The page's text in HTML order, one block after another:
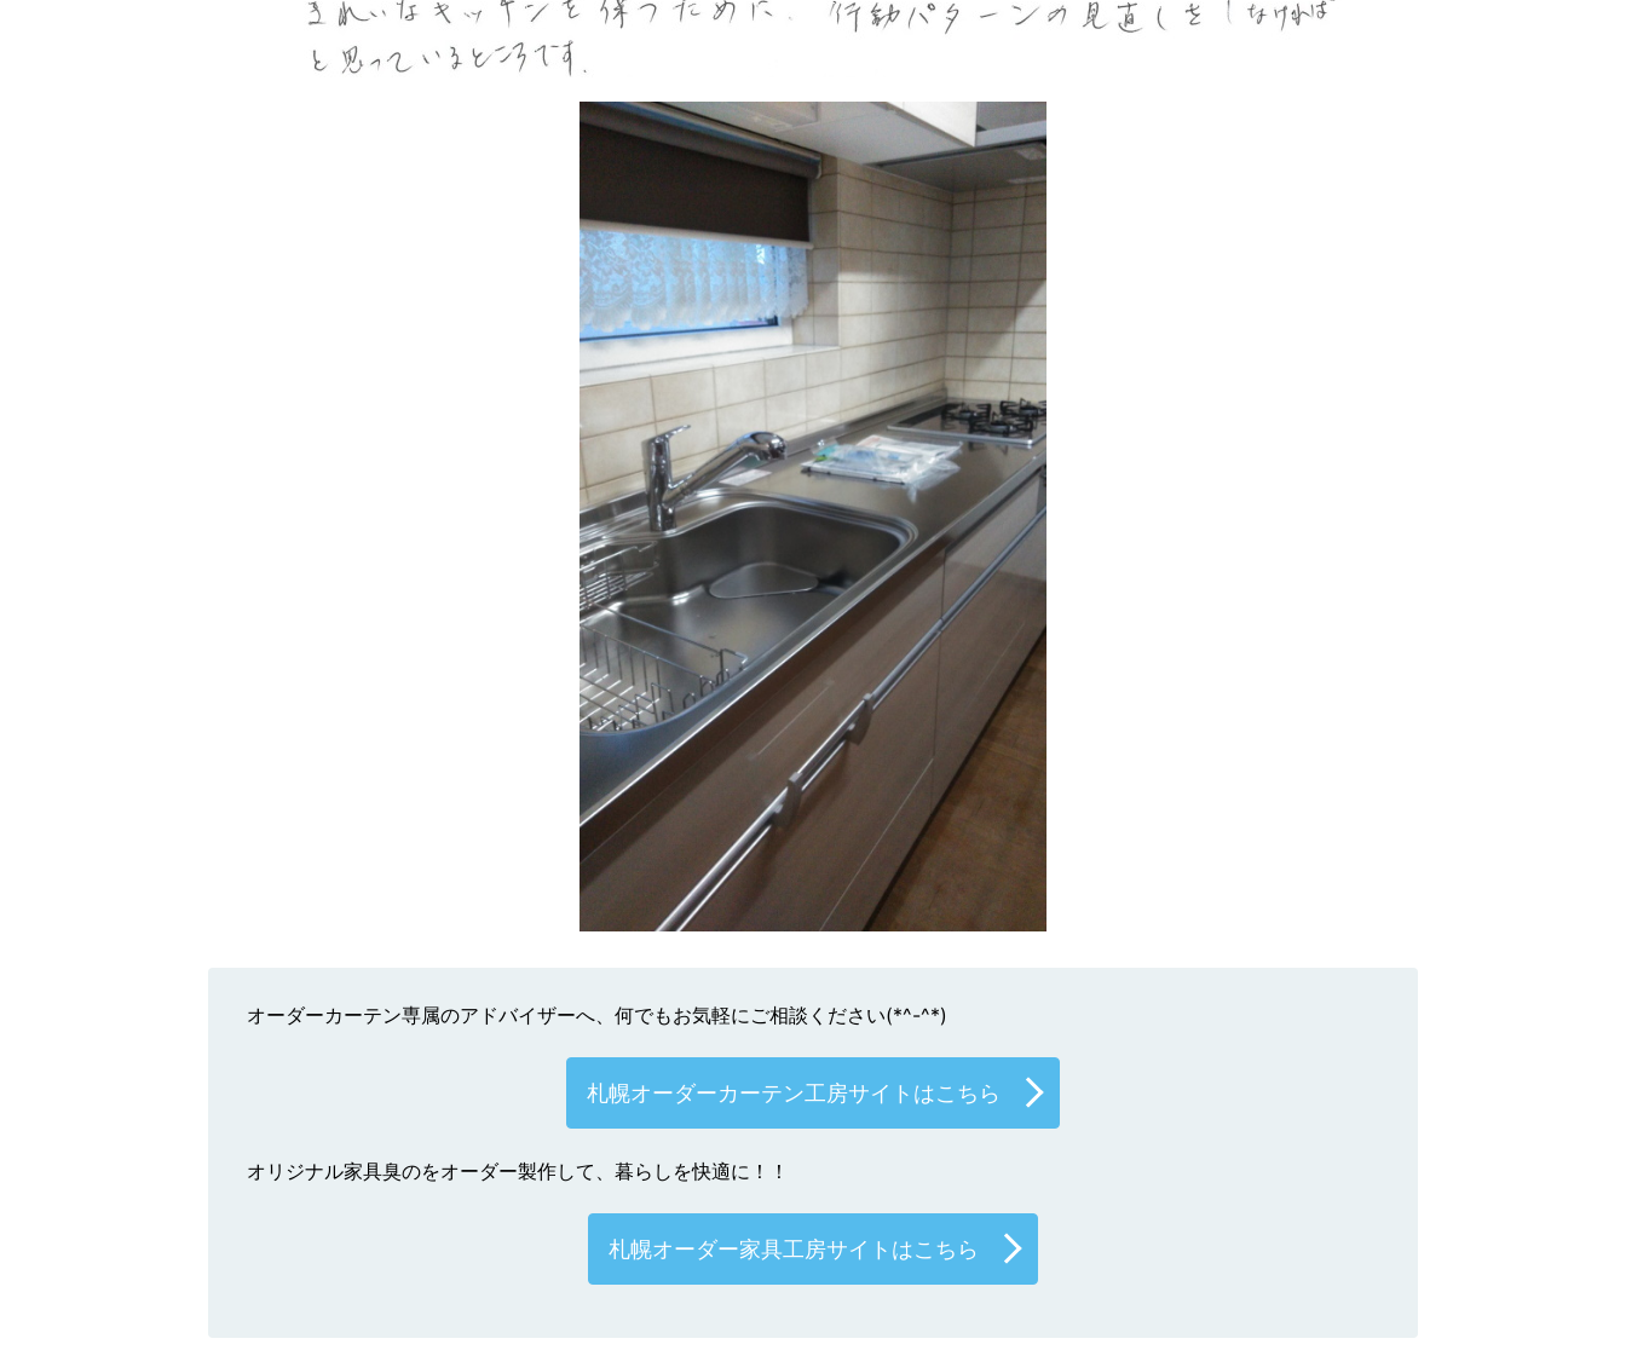
オーダーカーテン専属のアドバイザーへ、何でもお気軽にご相談ください(*^-^*)
札幌オーダーカーテン工房サイトはこちら
オリジナル家具臭のをオーダー製作して、暮らしを快適に！！
札幌オーダー家具工房サイトはこちら